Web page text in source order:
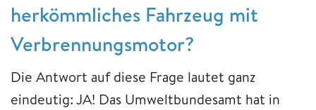
herkömmliches Fahrzeug mit
Verbrennungsmotor?
Die Antwort auf diese Frage lautet ganz
eindeutig: JA! Das Umweltbundesamt hat in